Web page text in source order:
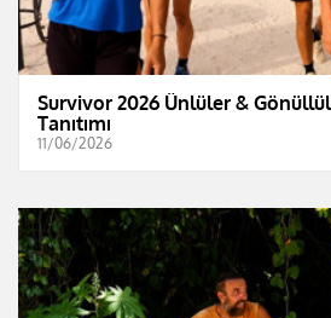
Survivor 2026 Ünlüler &
Tanıtımı
11/06/2026